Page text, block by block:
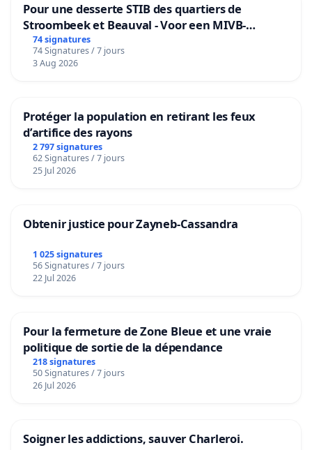
Pour une desserte STIB des quartiers de
Stroombeek et Beauval - Voor een MIVB-
bediening van de wijken Strombeek en Het
Voor
74 signatures
74 Signatures / 7 jours
3 Aug 2026
Protéger la population en retirant les feux
d’artifice des rayons
2 797 signatures
62 Signatures / 7 jours
25 Jul 2026
Obtenir justice pour Zayneb-Cassandra
1 025 signatures
56 Signatures / 7 jours
22 Jul 2026
Pour la fermeture de Zone Bleue et une vraie
politique de sortie de la dépendance
218 signatures
50 Signatures / 7 jours
26 Jul 2026
Soigner les addictions, sauver Charleroi.